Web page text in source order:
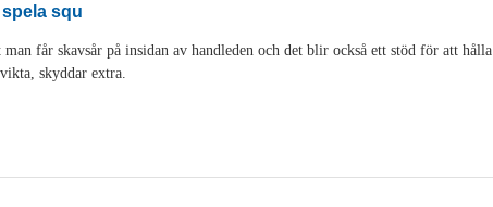
squ
får skavsår på insidan av handleden och det blir också ett stöd för att
skyddar extra.